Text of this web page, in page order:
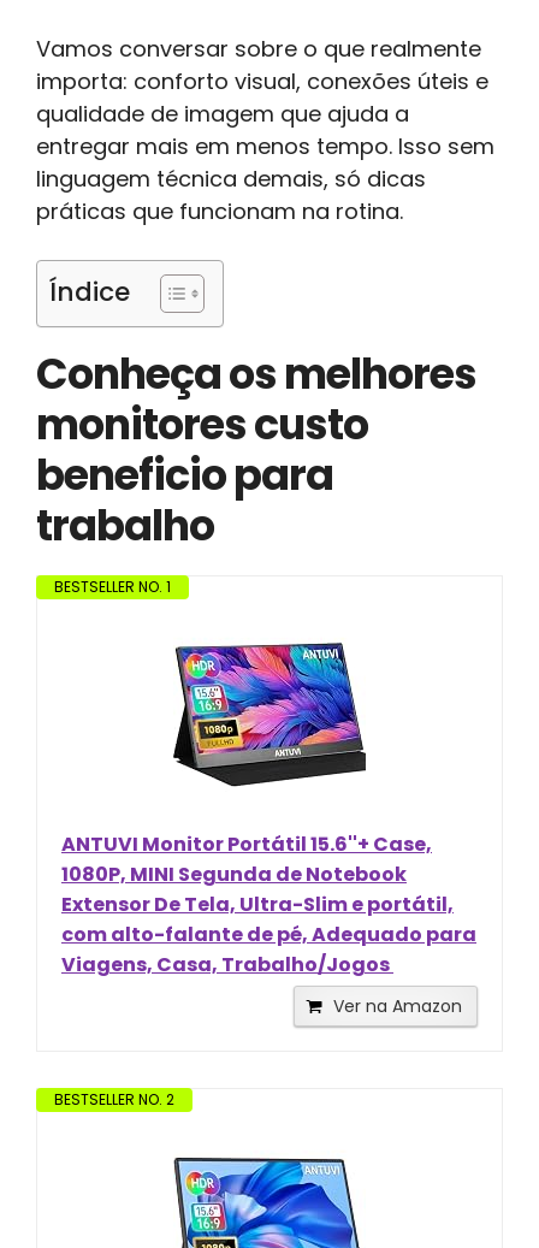
Vamos conversar sobre o que realmente
importa: conforto visual, conexões úteis e
qualidade de imagem que ajuda a
entregar mais em menos tempo. Isso sem
linguagem técnica demais, só dicas
práticas que funcionam na rotina.
Índice
Conheça os melhores
monitores custo
beneficio para
trabalho
BESTSELLER NO. 1
ANTUVI Monitor Portátil 15.6''+ Case,
1080P, MINI Segunda de Notebook
Extensor De Tela, Ultra-Slim e portátil,
com alto-falante de pé, Adequado para
Viagens, Casa, Trabalho/Jogos
Ver na Amazon
BESTSELLER NO. 2